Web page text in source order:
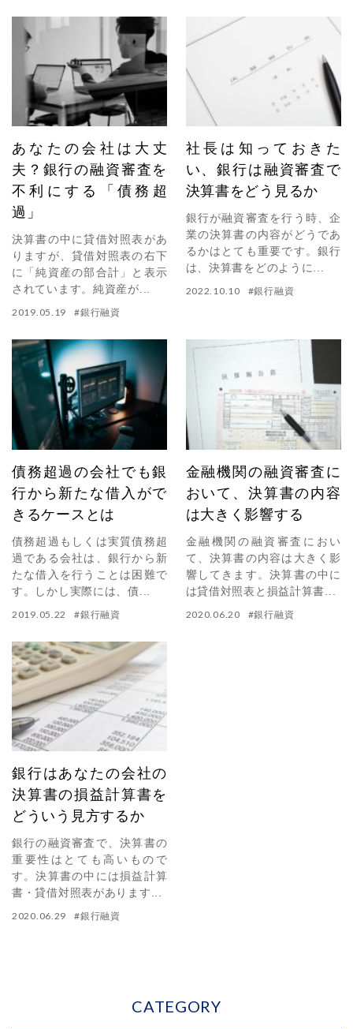
あなたの会社は大丈
夫？銀行の融資審査を
不利にする「債務超
過」
決算書の中に貸借対照表があ
りますが、貸借対照表の右下
に「純資産の部合計」と表示
されています。純資産が...
2019.05.19 #銀行融資
社長は知っておきた
い、銀行は融資審査で
決算書をどう見るか
銀行が融資審査を行う時、企
業の決算書の内容がどうであ
るかはとても重要です。銀行
は、決算書をどのように...
2022.10.10 #銀行融資
債務超過の会社でも銀
行から新たな借入がで
きるケースとは
債務超過もしくは実質債務超
過である会社は、銀行から新
たな借入を行うことは困難で
す。しかし実際には、債...
2019.05.22 #銀行融資
金融機関の融資審査に
おいて、決算書の内容
は大きく影響する
金融機関の融資審査におい
て、決算書の内容は大きく影
響してきます。決算書の中に
は貸借対照表と損益計算書...
2020.06.20 #銀行融資
銀行はあなたの会社の
決算書の損益計算書を
どういう見方するか
銀行の融資審査で、決算書の
重要性はとても高いもので
す。決算書の中には損益計算
書・貸借対照表があります...
2020.06.29 #銀行融資
CATEGORY